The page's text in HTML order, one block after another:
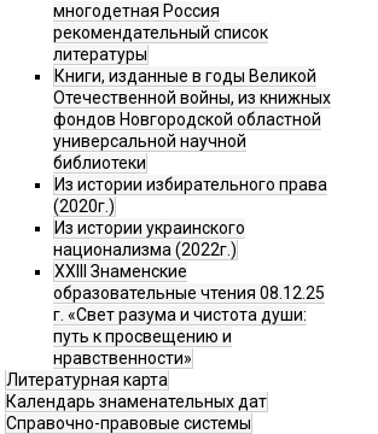
многодетная Россия
рекомендательный список
литературы
Книги, изданные в годы Великой
Отечественной войны, из книжных
фондов Новгородской областной
универсальной научной
библиотеки
Из истории избирательного права
(2020г.)
Из истории украинского
национализма (2022г.)
XXIII Знаменские
образовательные чтения 08.12.25
г. «Свет разума и чистота души:
путь к просвещению и
нравственности»
Литературная карта
Календарь знаменательных дат
Справочно-правовые системы